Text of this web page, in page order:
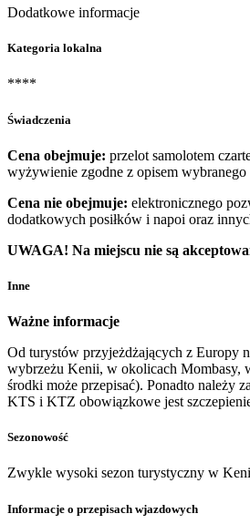
Dodatkowe informacje
Kategoria lokalna
****
Świadczenia
Cena obejmuje: przelot samolotem
wyżywienie zgodne z opisem
Cena nie obejmuje: elektronicznego
dodatkowych posiłków i napoi oraz
UWAGA! Na miejscu nie są
Inne
Ważne informacje
Od turystów przyjeżdżających z Europy
wybrzeżu Kenii, w okolicach Mombasy,
środki może przepisać). Ponadto należy
KTS i KTZ obowiązkowe jest
Sezonowość
Zwykle wysoki sezon turystyczny w
Informacje o przepisach wjazdowych